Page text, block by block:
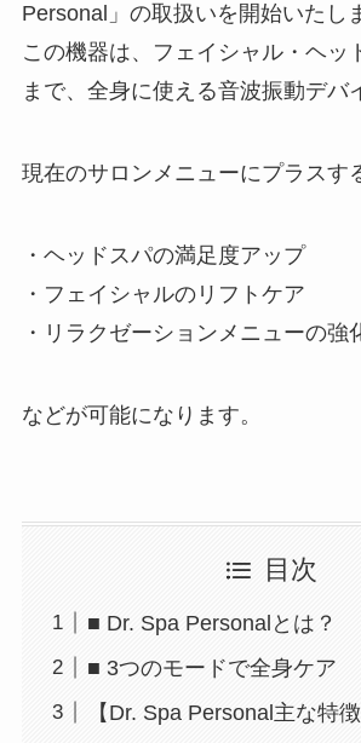
Personal」の取扱いを開始いたし
この機器は、フェイシャル・ヘッ
まで、全身に使える音波振動デバ
現在のサロンメニューにプラスす
・ヘッドスパの満足度アップ
・フェイシャルのリフトケア
・リラクゼーションメニューの強
などが可能になります。
目次
■ Dr. Spa Personalとは？
■ 3つのモードで全身ケア
【Dr. Spa Personal主な特徴